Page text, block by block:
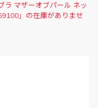
ラ マザーオブパール ネッ
」の在庫がありませ